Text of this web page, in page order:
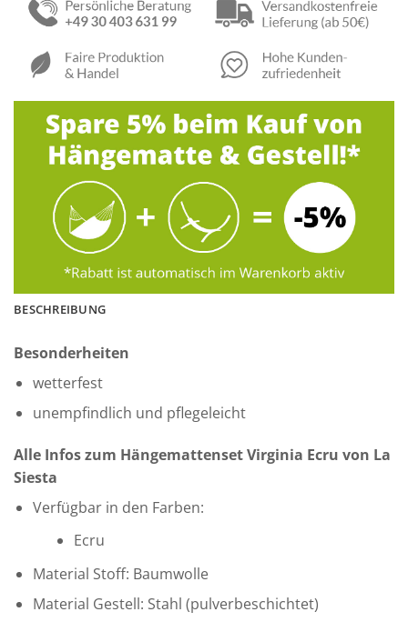
BESCHREIBUNG
Besonderheiten
wetterfest
unempfindlich und pflegeleicht
Alle Infos zum Hängemattenset Virginia Ecru von La
Siesta
Verfügbar in den Farben:
Ecru
Material Stoff: Baumwolle
Material Gestell: Stahl (pulverbeschichtet)